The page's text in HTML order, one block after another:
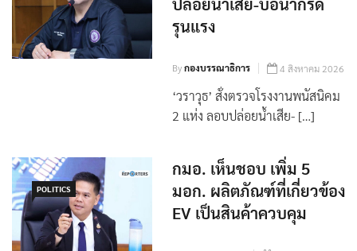
ปล่อยน้ำเสีย-บ่อน้ำกรด
รุนแรง
กองบรรณาธิการ
‘วราวุธ’ สั่งตรวจโรงงานพนัสนิคม
POLITICS
กมอ. เห็นชอบ เพิ่ม 5
มอก. ผลิตภัณฑ์ที่เกี่ยวข้อง
EV เป็นสินค้าควบคุม